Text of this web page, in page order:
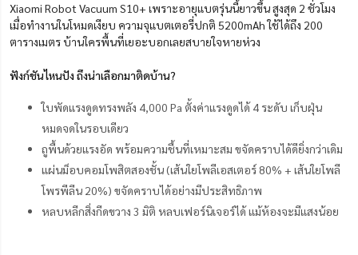
Xiaomi Robot Vacuum S10+ เพราะอายุแบตรุ่นนี้ยาวขึ้น สูงสุด 2 ชั่วโมง
เมื่อทำงานในโหมดเงียบ ความจุแบตเตอรี่ปกติ 5200mAh ใช้ได้ถึง 200
ตารางเมตร บ้านใครพื้นที่เยอะบอกเลยสบายใจหายห่วง
ฟังก์ชันไหนปัง ถึงน่าเลือกมาติดบ้าน?
ใบพัดแรงดูดทรงพลัง 4,000 Pa ตั้งค่าแรงดูดได้ 4 ระดับ เก็บฝุ่น
หมดจดในรอบเดียว
ถูพื้นด้วยแรงอัด พร้อมความชื้นที่เหมาะสม ขจัดคราบได้ดียิ่งกว่าเดิม
แผ่นม็อบคอมโพสิตสองชั้น (เส้นใยโพลีเอสเตอร์ 80% + เส้นใยโพลี
โพรพีลีน 20%) ขจัดคราบได้อย่างมีประสิทธิภาพ
หลบหลีกสิ่งกีดขวาง 3 มิติ หลบเฟอร์นิเจอร์ได้ แม้ห้องจะมีแสงน้อย